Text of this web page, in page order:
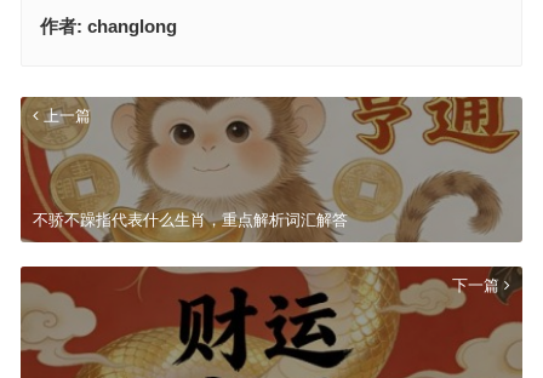
作者: changlong
上一篇
不骄不躁指代表什么生肖，重点解析词汇解答
下一篇